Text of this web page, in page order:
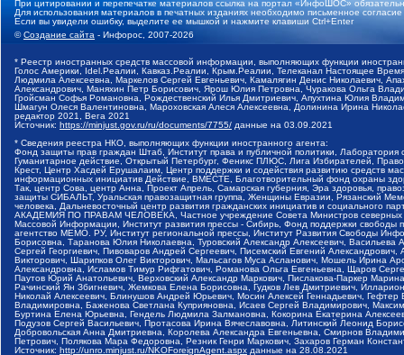
При цитировании и перепечатке материалов ссылка на портал «ИнфоШОС»
Для использования материалов в печатных изданиях необходимо письменное
Если вы увидели ошибку, выделите ее мышкой и нажмите клавиши Ctrl+Enter
©Создание сайта - Инфорос, 2007-2026
* Реестр иностранных средств массовой информации, выполняющих функции
Голос Америки, Idel.Реалии, Кавказ.Реалии, Крым.Реалии, Телеканал Настоящее
Людмила Алексеевна, Маркелов Сергей Евгеньевич, Камалягин Денис Николаевич,
Александрович, Маняхин Петр Борисович, Ярош Юлия Петровна, Чуракова Ольга
Гройсман Софья Романовна, Рождественский Илья Дмитриевич, Апухтина Юлия
Шмагун Олеся Валентиновна, Мароховская Алеся Алексеевна, Долинина Ирина
редактор 2021, Вега 2021
Источник: https://minjust.gov.ru/ru/documents/7755/ данные на 03.09.2021
* Сведения реестра НКО, выполняющих функции иностранного агента:
Фонд защиты прав граждан Штаб, Институт права и публичной политики,
Гуманитарное действие, Открытый Петербург, Феникс ПЛЮС, Лига Избирателей,
Крест, Центр Хасдей Ерушалаим, Центр поддержки и содействия развитию средств
информационных инициатив Действие, ВМЕСТЕ, Благотворительный фонд охраны
Так, центр Сова, центр Анна, Проект Апрель, Самарская губерния, Эра здоровья,
защиты СИБАЛЬТ, Уральская правозащитная группа, Женщины Евразии, Рязанский
человека, Дальневосточный центр развития гражданских инициатив и социального
АКАДЕМИЯ ПО ПРАВАМ ЧЕЛОВЕКА, Частное учреждение Совета Министров северных
Массовой Информации, Институт развития прессы - Сибирь, Фонд поддержки
агентство МЕМО. РУ, Институт региональной прессы, Институт Развития Свободы
Борисовна, Таранова Юлия Николаевна, Туровский Александр Алексеевич,
Сергей Георгиевич, Пивоваров Андрей Сергеевич, Писемский Евгений
Викторович, Шарипков Олег Викторович, Мальсагов Муса Асланович, Мошель Ирина
Александровна, Исламов Тимур Рифгатович, Романова Ольга Евгеньевна, Щаров
Паутов Юрий Анатольевич, Верховский Александр Маркович, Пислакова-Паркер
Рачинский Ян Збигневич, Жемкова Елена Борисовна, Гудков Лев Дмитриевич,
Николай Алексеевич, Блинушов Андрей Юрьевич, Мосин Алексей Геннадьевич,
Владимировна, Баженова Светлана Куприяновна, Исаев Сергей Владимирович,
Буртина Елена Юрьевна, Гендель Людмила Залмановна, Кокорина Екатерина
Подузов Сергей Васильевич, Протасова Ирина Вячеславовна, Литинский Леонид
Добровольская Анна Дмитриевна, Королева Александра Евгеньевна, Смирнов
Петрович, Полякова Мара Федоровна, Резник Генри Маркович, Захаров Герман
Источник: http://unro.minjust.ru/NKOForeignAgent.aspx данные на 28.08.2021